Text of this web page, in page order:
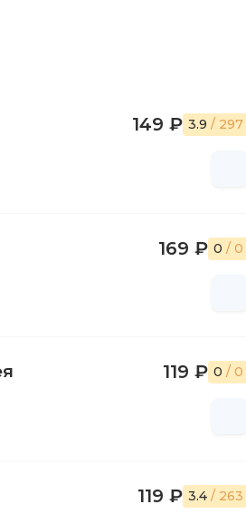
149 ₽ 3.9 / 297
169 ₽ 0 / 0
119 ₽ 0 / 0
119 ₽ 3.4 / 263